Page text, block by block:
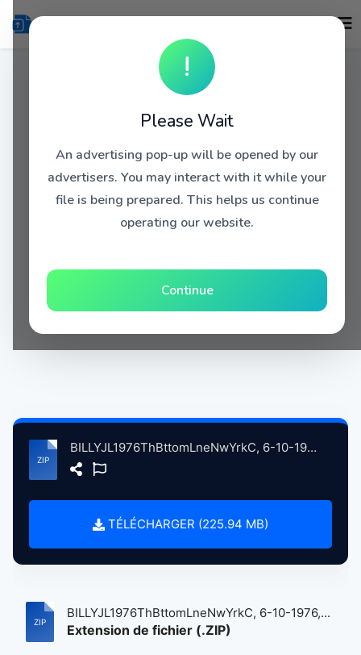
!
Please Wait
An advertising pop-up will be opened by our
advertisers. You may interact with it while your
file is being prepared. This helps us continue
operating our website.
Continue
BILLYJL1976ThBttomLneNwYrkC, 6-10-1976, ErlyShw atse.zip
TÉLÉCHARGER (225.94 MB)
BILLYJL1976ThBttomLneNwYrkC, 6-10-1976,...
Extension de fichier (.ZIP)